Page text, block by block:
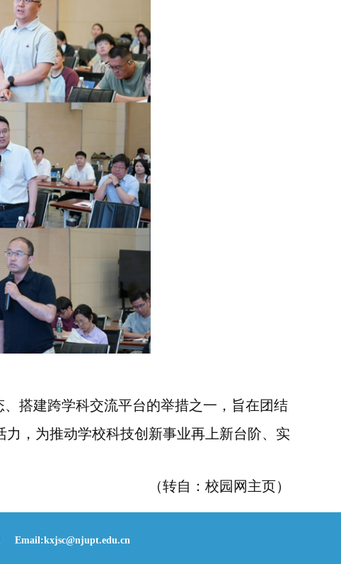
搭建跨学科交流平台的举措之一，旨在团结
，为推动学校科技创新事业再上新台阶、实
（转自：校园网主页）
Email:kxjsc@njupt.edu.cn